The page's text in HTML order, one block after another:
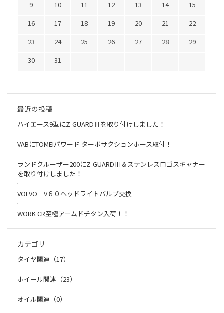
9
10 11 12 13 14
15
16
17 18 19 20 21
22
23
24 25 26 27 28
29
30
31
最近の投稿
ハイエース9型にZ-GUARDⅢを取り付けしました！
VABにTOMEIパワード ターボサクションホース取付！
ランドクルーザー200にZ-GUARDⅢ＆ステンレスロゴスキャナー
を取り付けしました！
VOLVO V６０ヘッドライトバルブ交換
WORK CR至極アームドチタン入荷！！
カテゴリ
タイヤ関連（17）
ホイール関連（23）
オイル関連（0）